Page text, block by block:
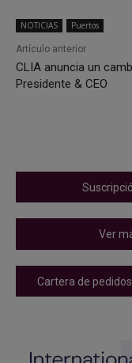
NOTICIAS Puertos
Artículo anterior
CLIA anuncia un
Presidente & CEO
Ver
Cartera de